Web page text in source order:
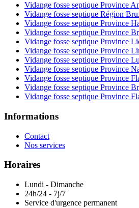
Vidange fosse septique Province
Vidange fosse septique Région
Vidange fosse septique Province
Vidange fosse septique Province
Vidange fosse septique Province
Vidange fosse septique Province
Vidange fosse septique Province
Vidange fosse septique Province
Vidange fosse septique Province
Vidange fosse septique Province
Vidange fosse septique Province
Informations
Contact
Nos services
Horaires
Lundi - Dimanche
24h/24 - 7j/7
Service d'urgence permanent